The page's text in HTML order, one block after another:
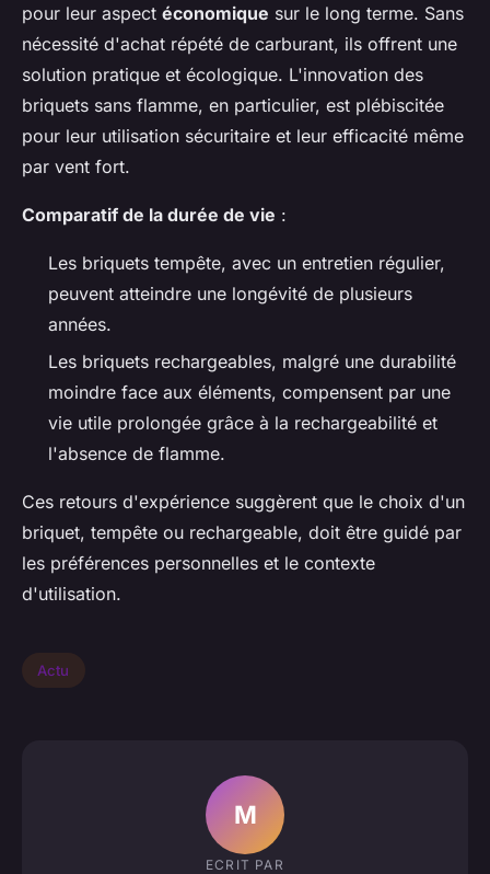
pour leur aspect économique sur le long terme. Sans
nécessité d'achat répété de carburant, ils offrent une
solution pratique et écologique. L'innovation des
briquets sans flamme, en particulier, est plébiscitée
pour leur utilisation sécuritaire et leur efficacité même
par vent fort.
Comparatif de la durée de vie :
Les briquets tempête, avec un entretien régulier,
peuvent atteindre une longévité de plusieurs
années.
Les briquets rechargeables, malgré une durabilité
moindre face aux éléments, compensent par une
vie utile prolongée grâce à la rechargeabilité et
l'absence de flamme.
Ces retours d'expérience suggèrent que le choix d'un
briquet, tempête ou rechargeable, doit être guidé par
les préférences personnelles et le contexte
d'utilisation.
Actu
M
ECRIT PAR